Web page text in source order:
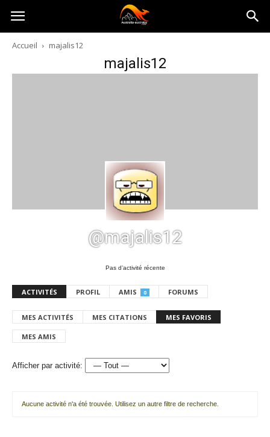
Australia-
australie.com
Accueil majalis12
majalis12
@majalis12
Pas d’activité récente
ACTIVITÉS PROFIL AMIS 0 FORUMS
MES ACTIVITÉS MES CITATIONS MES FAVORIS
MES AMIS
Afficher par activité:
Aucune activité n'a été trouvée. Utilisez un autre filtre de recherche.